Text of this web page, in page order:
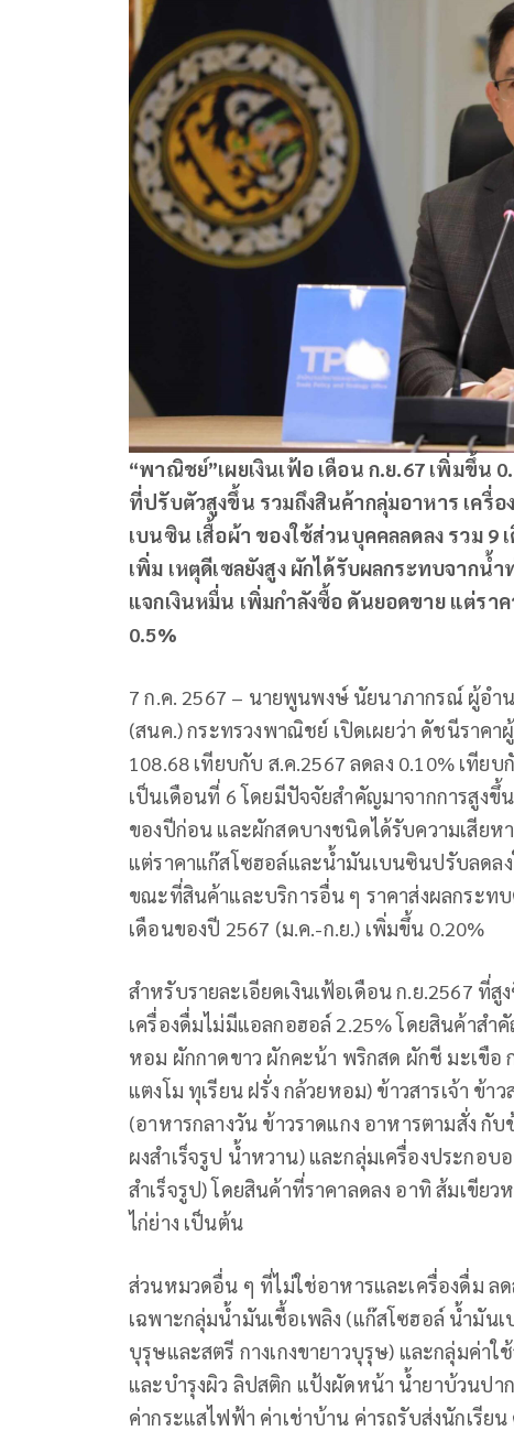
“พาณิชย์”เผยเงินเฟ้อ เดือน ก.ย.67 เพิ่มขึ้น
ที่ปรับตัวสูงขึ้น รวมถึงสินค้ากลุ่มอาหาร เครื่
เบนซิน เสื้อผ้า ของใช้ส่วนบุคคลลดลง รวม 9
เพิ่ม เหตุดีเซลยังสูง ผักได้รับผลกระทบจาก
แจกเงินหมื่น เพิ่มกำลังซื้อ ดันยอดขาย แต่รา
0.5%
7 ก.ค. 2567 – นายพูนพงษ์ นัยนาภากรณ์ ผู้อำ
(สนค.) กระทรวงพาณิชย์ เปิดเผยว่า ดัชนีราคา
108.68 เทียบกับ ส.ค.2567 ลดลง 0.10% เทีย
เป็นเดือนที่ 6 โดยมีปัจจัยสำคัญมาจากการสูงขึ้
ของปีก่อน และผักสดบางชนิดได้รับความเสีย
แต่ราคาแก๊สโซฮอล์และน้ำมันเบนซินปรับลดล
ขณะที่สินค้าและบริการอื่น ๆ ราคาส่งผลกระท
เดือนของปี 2567 (ม.ค.-ก.ย.) เพิ่มขึ้น 0.20%
สำหรับรายละเอียดเงินเฟ้อเดือน ก.ย.2567 ที่
เครื่องดื่มไม่มีแอลกอฮอล์ 2.25% โดยสินค้าส
หอม ผักกาดขาว ผักคะน้า พริกสด ผักชี มะเขือ
แตงโม ทุเรียน ฝรั่ง กล้วยหอม) ข้าวสารเจ้า ข้า
(อาหารกลางวัน ข้าวราดแกง อาหารตามสั่ง กั
ผงสำเร็จรูป น้ำหวาน) และกลุ่มเครื่องประกอ
สำเร็จรูป) โดยสินค้าที่ราคาลดลง อาทิ ส้มเขี
ไก่ย่าง เป็นต้น
ส่วนหมวดอื่น ๆ ที่ไม่ใช่อาหารและเครื่องดื่ม ล
เฉพาะกลุ่มน้ำมันเชื้อเพลิง (แก๊สโซฮอล์ น้ำมัน
บุรุษและสตรี กางเกงขายาวบุรุษ) และกลุ่มค่
และบำรุงผิว ลิปสติก แป้งผัดหน้า น้ำยาบ้วนป
ค่ากระแสไฟฟ้า ค่าเช่าบ้าน ค่ารถรับส่งนักเรีย